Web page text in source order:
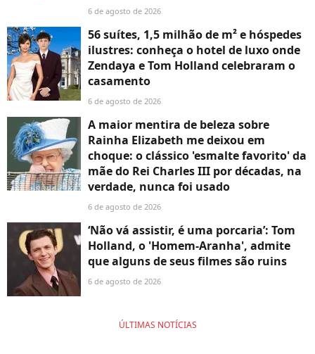
6 de agosto de 2026
56 suítes, 1,5 milhão de m² e hóspedes
ilustres: conheça o hotel de luxo onde
Zendaya e Tom Holland celebraram o
casamento
6 de agosto de 2026
A maior mentira de beleza sobre
Rainha Elizabeth me deixou em
choque: o clássico 'esmalte favorito' da
mãe do Rei Charles III por décadas, na
verdade, nunca foi usado
6 de agosto de 2026
‘Não vá assistir, é uma porcaria’: Tom
Holland, o 'Homem-Aranha', admite
que alguns de seus filmes são ruins
6 de agosto de 2026
ÚLTIMAS NOTÍCIAS